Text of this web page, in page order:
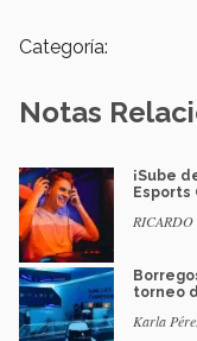
Categoría:
Notas
¡Sube
Esports
torneo
Karla